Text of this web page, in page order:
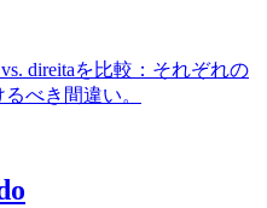
direitaを比較：それぞれの
べき間違い。